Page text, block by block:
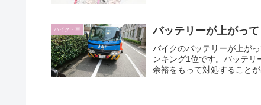
バイク・車 バッテリーが上がっ
バイクのバッテリーが上が
ンキング1位です。バッテ
余裕をもって対処することが